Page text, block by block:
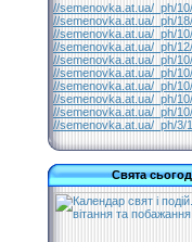
//semenovka.at.ua/_ph/
//semenovka.at.ua/_ph/
//semenovka.at.ua/_ph/
//semenovka.at.ua/_ph/
//semenovka.at.ua/_ph/
//semenovka.at.ua/_ph/
//semenovka.at.ua/_ph/
//semenovka.at.ua/_ph/
//semenovka.at.ua/_ph/
//semenovka.at.ua/_ph/3/
Свята